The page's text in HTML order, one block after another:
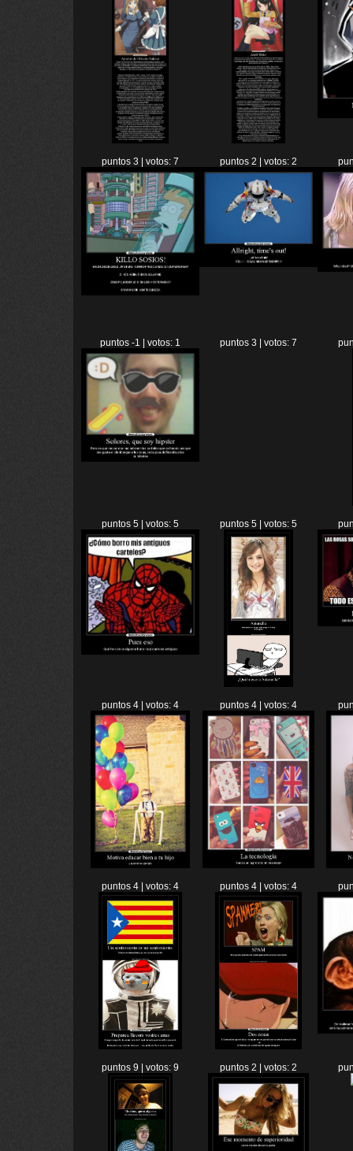
puntos 3 | votos: 7 puntos 2 | votos: 2
puntos -1 | votos: 1 puntos 3 | votos: 7
puntos 5 | votos: 5 puntos 5 | votos: 5
puntos 4 | votos: 4 puntos 4 | votos: 4
puntos 4 | votos: 4 puntos 4 | votos: 4
puntos 9 | votos: 9 puntos 2 | votos: 2